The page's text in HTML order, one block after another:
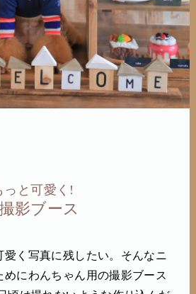
っと可愛く!
影ブース
愛く写真に残したい。そんなニ
めにわんちゃん用の撮影ブース